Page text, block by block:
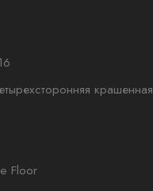
крашенная
Floor